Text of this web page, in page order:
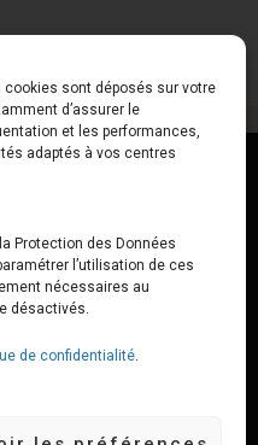
sont déposés sur votre
d’assurer le
et les performances,
adaptés à vos centres
Protection des Données
l’utilisation de ces
nécessaires au
désactivés.
de confidentialité.
// 14h00 –